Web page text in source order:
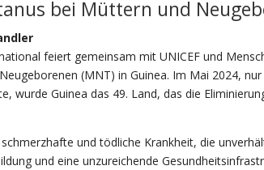
bei Müttern und
feiert gemeinsam mit UNICEF und
(MNT) in Guinea. Im Mai 2024,
wurde Guinea das 49. Land, das die
und tödliche Krankheit, die
und eine unzureichende